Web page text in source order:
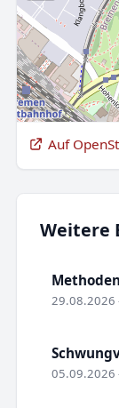
Auf
Weitere
29.08.2026
05.09.2026